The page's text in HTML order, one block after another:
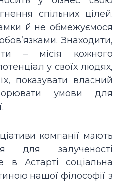
спільних цілей.
й не обмежуємося
Знаходити,
– місія кожного
у своїх людях,
показувати власний
умови для
компанії мають
для залученості
в Астарті соціальна
нашої філософії з